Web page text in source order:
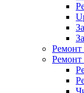
Ремонт